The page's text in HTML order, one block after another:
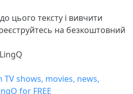
цього тексту і вивчити
на безкоштовний